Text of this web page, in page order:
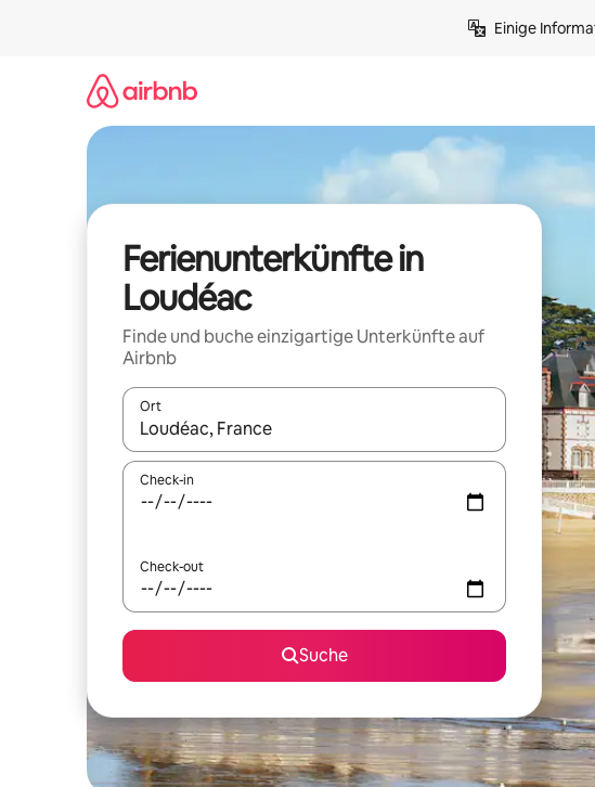
Einige
Ferienunterkünfte in
Loudéac
Finde und buche einzigartige Unterkünfte auf
Airbnb
Ort
Wenn Ergebnisse verfügbar sind, navigiere mit den Pfeiltasten
Check-in
Check-out
Suche